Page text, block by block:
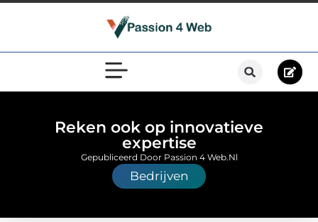
Reken ook op innovatieve
expertise
Bedrijven
Gepubliceerd Door Passion 4 Web.nl